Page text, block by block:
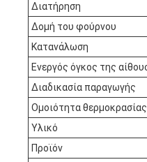
Διατήρηση
Δομή του φούρνου
Κατανάλωση
Ενεργός όγκος της
Διαδικασία παραγωγής
Ομοιότητα θερμοκρασίας
Υλικό
Προϊόν